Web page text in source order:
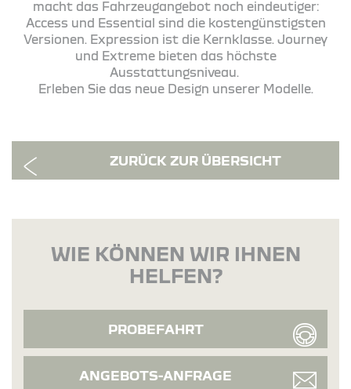
macht das Fahrzeugangebot noch eindeutiger:
Access und Essential sind die kostengünstigsten
Versionen. Expression ist die Kernklasse. Journey
und Extreme bieten das höchste
Ausstattungsniveau.
Erleben Sie das neue Design unserer Modelle.
ZURÜCK ZUR ÜBERSICHT
WIE KÖNNEN WIR IHNEN
HELFEN?
PROBEFAHRT
ANGEBOTS-ANFRAGE